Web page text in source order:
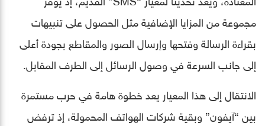
مجموعة من المزايا الإضافية مثل الحصول على تنبيهات
بقراءة الرسالة وفتحها وإرسال الصور والمقاطع بجودة أعلى
إلى جانب السرعة في وصول الرسائل إلى الطرف المقابل.
الانتقال إلى هذا المعيار يعد خطوة هامة في حرب مستمرة
بين “آيفون” وبقية شركات الهواتف المحمولة، إذ ترفض